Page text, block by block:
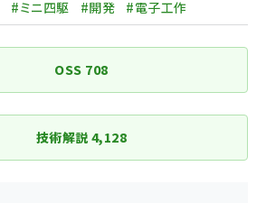
り
#ミニ四駆 #開発 #電子工作
OSS 708
技術解説 4,128